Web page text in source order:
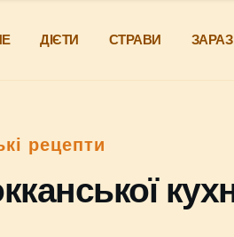
ДІЄТИ СТРАВИ
рецепти